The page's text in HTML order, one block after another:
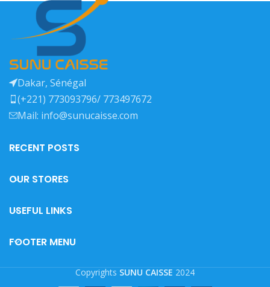
Dakar, Sénégal
(+221) 773093796/ 773497672
Mail: info@sunucaisse.com
RECENT POSTS
OUR STORES
USEFUL LINKS
FOOTER MENU
Copyrights SUNU CAISSE 2024